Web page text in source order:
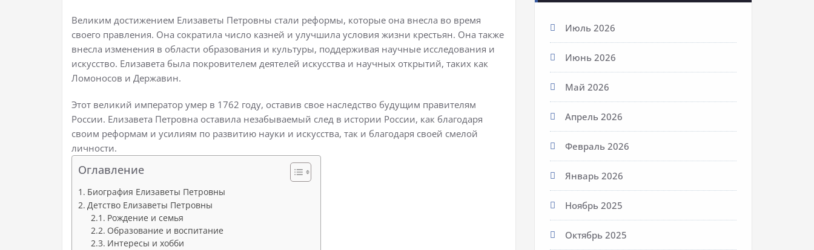
Великим достижением Елизаветы Петровны стали реформы, которые она внесла во время
своего правления. Она сократила число казней и улучшила условия жизни крестьян. Она также
внесла изменения в области образования и культуры, поддерживая научные исследования и
искусство. Елизавета была покровителем деятелей искусства и научных открытий, таких как
Ломоносов и Державин.
Этот великий император умер в 1762 году, оставив свое наследство будущим правителям
России. Елизавета Петровна оставила незабываемый след в истории России, как благодаря
своим реформам и усилиям по развитию науки и искусства, так и благодаря своей смелой
личности.
Оглавление
Биография Елизаветы Петровны
Детство Елизаветы Петровны
Рождение и семья
Образование и воспитание
Интересы и хобби
Июль 2026
Июнь 2026
Май 2026
Апрель 2026
Февраль 2026
Январь 2026
Ноябрь 2025
Октябрь 2025